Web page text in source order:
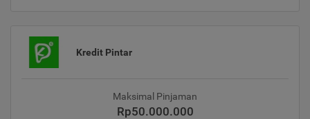
Kredit Pintar
Maksimal Pinjaman
Rp50.000.000